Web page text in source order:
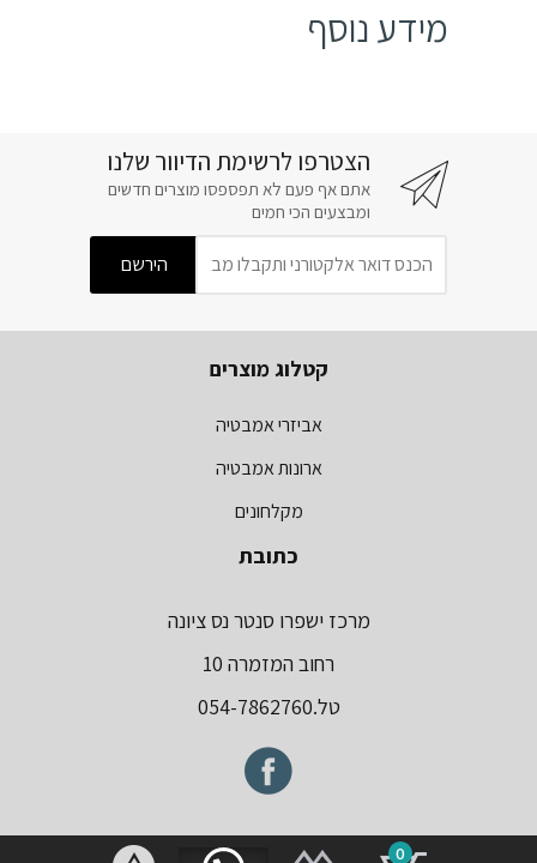
מידע נוסף
הצטרפו לרשימת הדיוור שלנו
אתם אף פעם לא תפספסו מוצרים חדשים
ומבצעים הכי חמים
קטלוג מוצרים
אביזרי אמבטיה
ארונות אמבטיה
מקלחונים
כתובת
מרכז ישפרו סנטר נס ציונה
רחוב המזמרה 10
טל.054-7862760
0